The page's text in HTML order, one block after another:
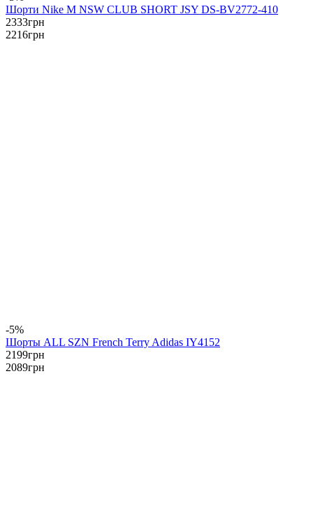
Шорти Nike M NSW CLUB SHORT JSY DS-BV2772-410
2333грн
2216грн
-5%
Шорты ALL SZN French Terry Adidas IY4152
2199грн
2089грн